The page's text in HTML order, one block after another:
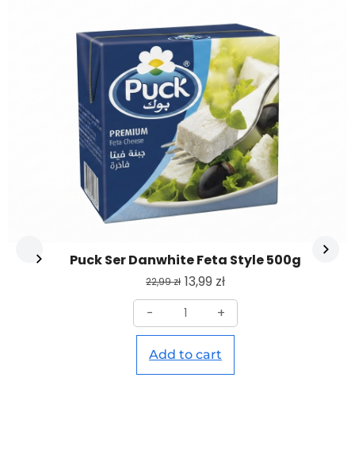
Puck Ser Danwhite Feta Style 500g
22,99zł 13,99 zł
-
+
Add to cart